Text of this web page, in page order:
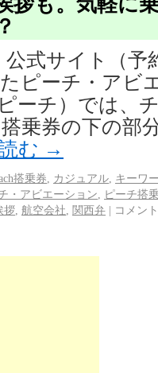
公式サイト（予
ピーチ・アビ
ピーチ）では、
乗券の下の部
む →
搭乗券 カジュアル キーワ
・アビエーション
ピーチ搭
拶 航空会社 関西弁 | コメン